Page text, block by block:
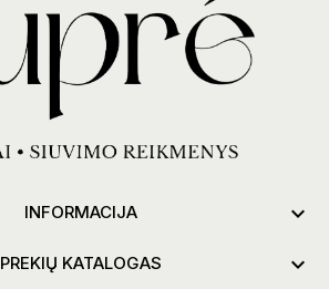
INFORMACIJA 
PREKIŲ KATALOGAS 